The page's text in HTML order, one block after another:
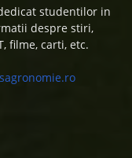
studentilor in
despre stiri,
filme, carti, etc.